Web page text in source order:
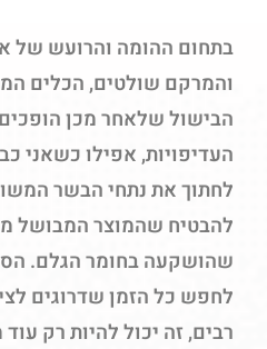
בתחום ההומה והרועש של
והמרקם שולטים, הכלים
הבישול שלאחר מכן
העדיפויות, אפילו כשאני
לחתוך את נתחי הבשר
להבטיח שהמוצר המבושל
שהושקעה בחומר הגלם.
לחפש כל הזמן שדרוגים
רבים, זה יכול להיות רק